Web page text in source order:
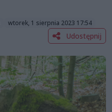
wtorek, 1 sierpnia 2023 17:54
Udostępnij